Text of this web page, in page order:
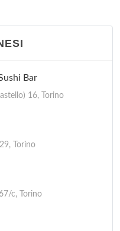
Bar
16, Torino
Torino
c, Torino